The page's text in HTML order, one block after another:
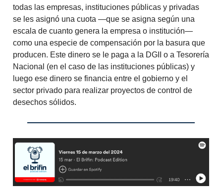
todas las empresas, instituciones públicas y privadas
se les asignó una cuota —que se asigna según una
escala de cuanto genera la empresa o institución—
como una especie de compensación por la basura que
producen. Este dinero se le paga a la DGII o a Tesorería
Nacional (en el caso de las instituciones públicas) y
luego ese dinero se financia entre el gobierno y el
sector privado para realizar proyectos de control de
desechos sólidos.